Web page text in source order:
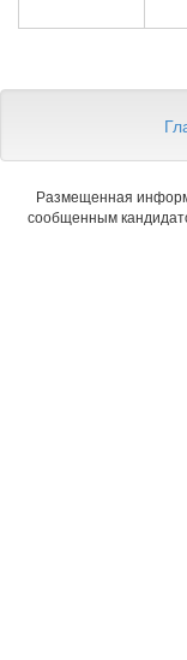
Размещенная
сообщенным